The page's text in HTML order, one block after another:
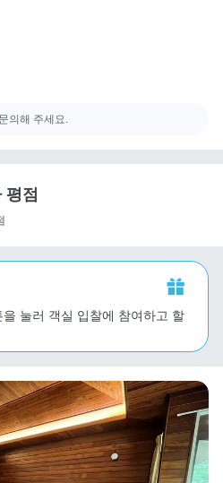
의해 주세요.
점
을 눌러 객실 입찰에 참여하고 할